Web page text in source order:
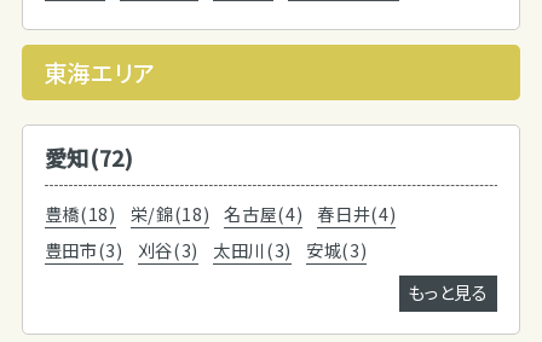
東海エリア
愛知(72)
豊橋(18) 栄/錦(18) 名古屋(4)
春日井(4)
豊田市(3)
刈谷(3) 太田川(3)
安城(3)
もっと見る